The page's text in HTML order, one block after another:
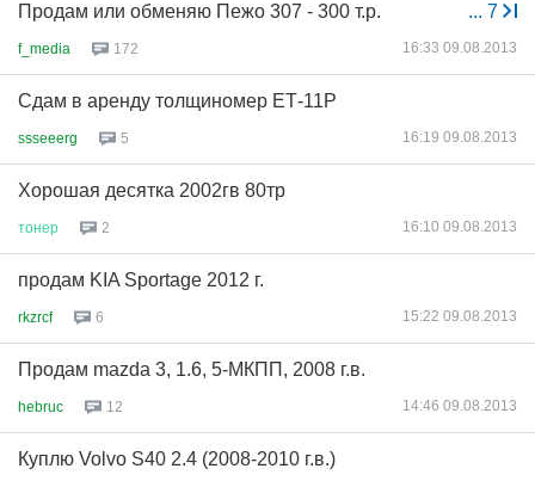
... 7
Продам или обменяю Пежо 307 - 300 т.р.
f_media 172 16:33 09.08.2013
Сдам в аренду толщиномер ЕТ-11Р
ssseeerg 5 16:19 09.08.2013
Хорошая десятка 2002гв 80тр
тонер 2 16:10 09.08.2013
продам KIA Sportage 2012 г.
rkzrcf 6 15:22 09.08.2013
Продам mazda 3, 1.6, 5-МКПП, 2008 г.в.
hebruc 12 14:46 09.08.2013
Куплю Volvo S40 2.4 (2008-2010 г.в.)